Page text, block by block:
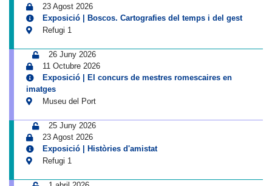
23 Agost 2026
Exposició | Boscos. Cartografies del temps i del gest
Refugi 1
26 Juny 2026
11 Octubre 2026
Exposició | El concurs de mestres romescaires en
imatges
Museu del Port
25 Juny 2026
23 Agost 2026
Exposició | Històries d'amistat
Refugi 1